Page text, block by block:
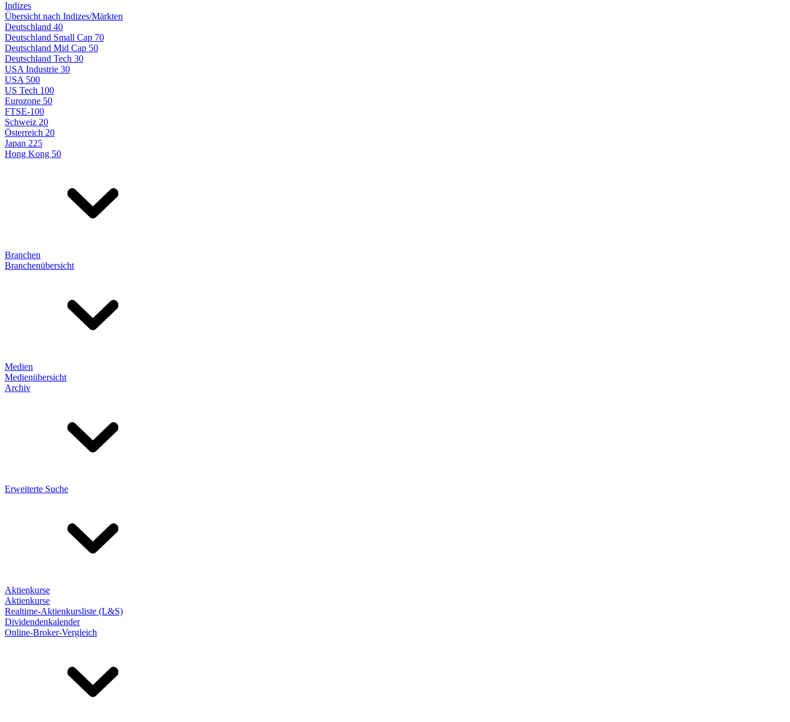
Indizes
Übersicht nach Indizes/Märkten
Deutschland 40
Deutschland Small Cap 70
Deutschland Mid Cap 50
Deutschland Tech 30
USA Industrie 30
USA 500
US Tech 100
Eurozone 50
FTSE-100
Schweiz 20
Österreich 20
Japan 225
Hong Kong 50
Branchen
Branchenübersicht
Medien
Medienübersicht
Archiv
Erweiterte Suche
Aktienkurse
Aktienkurse
Realtime-Aktienkursliste (L&S)
Dividendenkalender
Online-Broker-Vergleich